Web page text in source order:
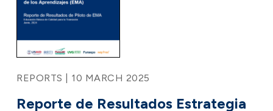
REPORTS | 10 MARCH 2025
Reporte de Resultados Estrategia